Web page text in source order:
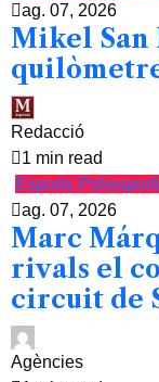
ag. 07, 2026
Mikel San
Redacció
1 min read
Esports
ag. 07, 2026
Marc
rivals el
circuit de
Agències